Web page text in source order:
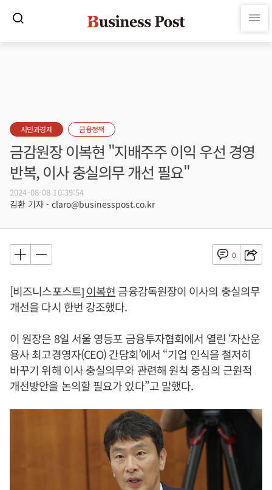
시민과경제 금융정책
금감원장 이복현 "지배주주 이익 우선 경영
반복, 이사 충실의무 개선 필요"
2024-08-08 10:39:54
김환 기자 - claro@businesspost.co.kr
0
[비즈니스포스트]이복현 금융감독원장이 이사의 충실의무
개선을 다시 한번 강조했다.
이 원장은 8일 서울 영등포 금융투자협회에서 열린 ‘자산운
용사 최고경영자(CEO) 간담회’에서 “기업 인식을 철저히
바꾸기 위해 이사 충실의무와 관련해 원칙 중심의 근원적
개선방안을 논의할 필요가 있다”고 말했다.